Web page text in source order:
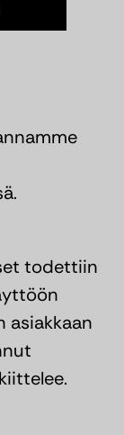
todettiin
asiakkaan